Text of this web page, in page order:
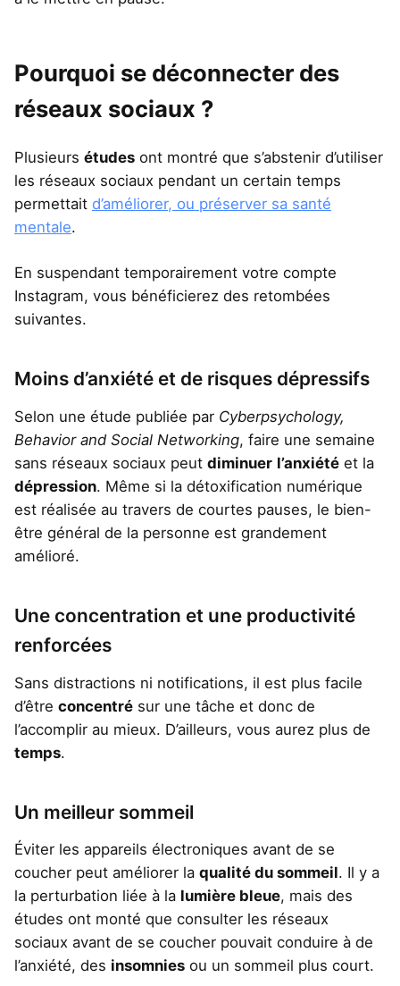
Pourquoi se déconnecter des
réseaux sociaux ?
Plusieurs études ont montré que s’abstenir d’utiliser
les réseaux sociaux pendant un certain temps
permettait d’améliorer, ou préserver sa santé
mentale.
En suspendant temporairement votre compte
Instagram, vous bénéficierez des retombées
suivantes.
Moins d’anxiété et de risques dépressifs
Selon une étude publiée par Cyberpsychology,
Behavior and Social Networking, faire une semaine
sans réseaux sociaux peut diminuer l’anxiété et la
dépression. Même si la détoxification numérique
est réalisée au travers de courtes pauses, le bien-
être général de la personne est grandement
amélioré.
Une concentration et une productivité
renforcées
Sans distractions ni notifications, il est plus facile
d’être concentré sur une tâche et donc de
l’accomplir au mieux. D’ailleurs, vous aurez plus de
temps.
Un meilleur sommeil
Éviter les appareils électroniques avant de se
coucher peut améliorer la qualité du sommeil. Il y a
la perturbation liée à la lumière bleue, mais des
études ont monté que consulter les réseaux
sociaux avant de se coucher pouvait conduire à de
l’anxiété, des insomnies ou un sommeil plus court.